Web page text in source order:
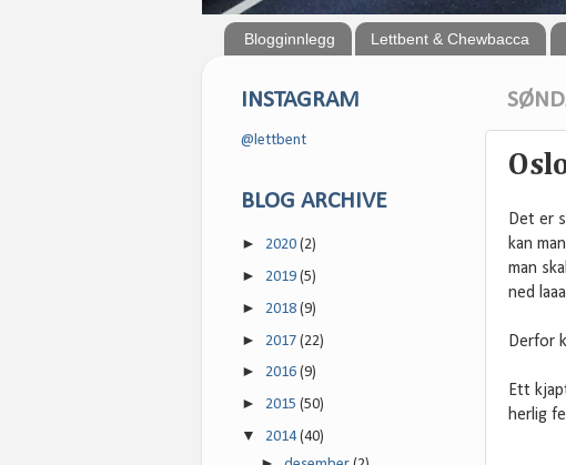
Blogginnlegg Lettbent & Chewbacca
Det er
kan
man
ned
Derfor
Ett
herlig
INSTAGRAM
@lettbent
BLOG ARCHIVE
► 2020 (2)
► 2019 (5)
► 2018 (9)
► 2017 (22)
► 2016 (9)
► 2015 (50)
▼ 2014(40)